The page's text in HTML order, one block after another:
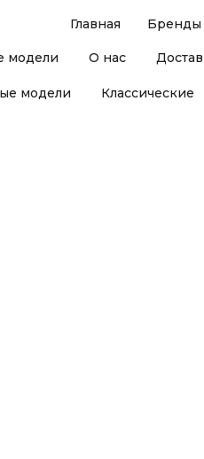
модели О нас
Главная Бренды
модели Классические